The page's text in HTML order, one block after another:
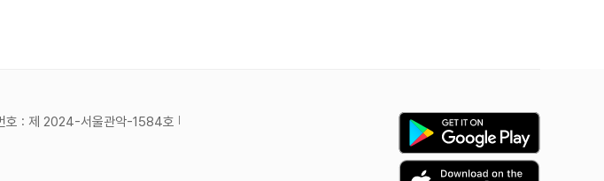
호 : 제 2024-서울관악-1584호